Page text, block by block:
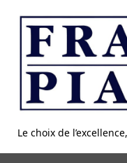
contenu
Le choix de